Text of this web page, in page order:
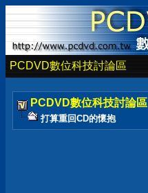
PCDVD數位科技討論區
PCDVD數位科技討論區
打算重回CD的懷抱